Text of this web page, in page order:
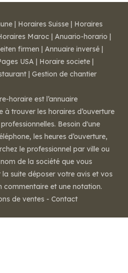
| Horaires Suisse | Horaires
Maroc | Anuario-horario |
firmen | Annuaire inversé |
USA | Horaire societe |
| Gestion de chantier
horaire est l’annuaire
à trouver les horaires d’ouverture
Besoin d'une
les heures d’ouverture,
le professionnel par ville ou
de la société que vous
suite déposer votre avis et vos
et une notation.
de ventes - Contact